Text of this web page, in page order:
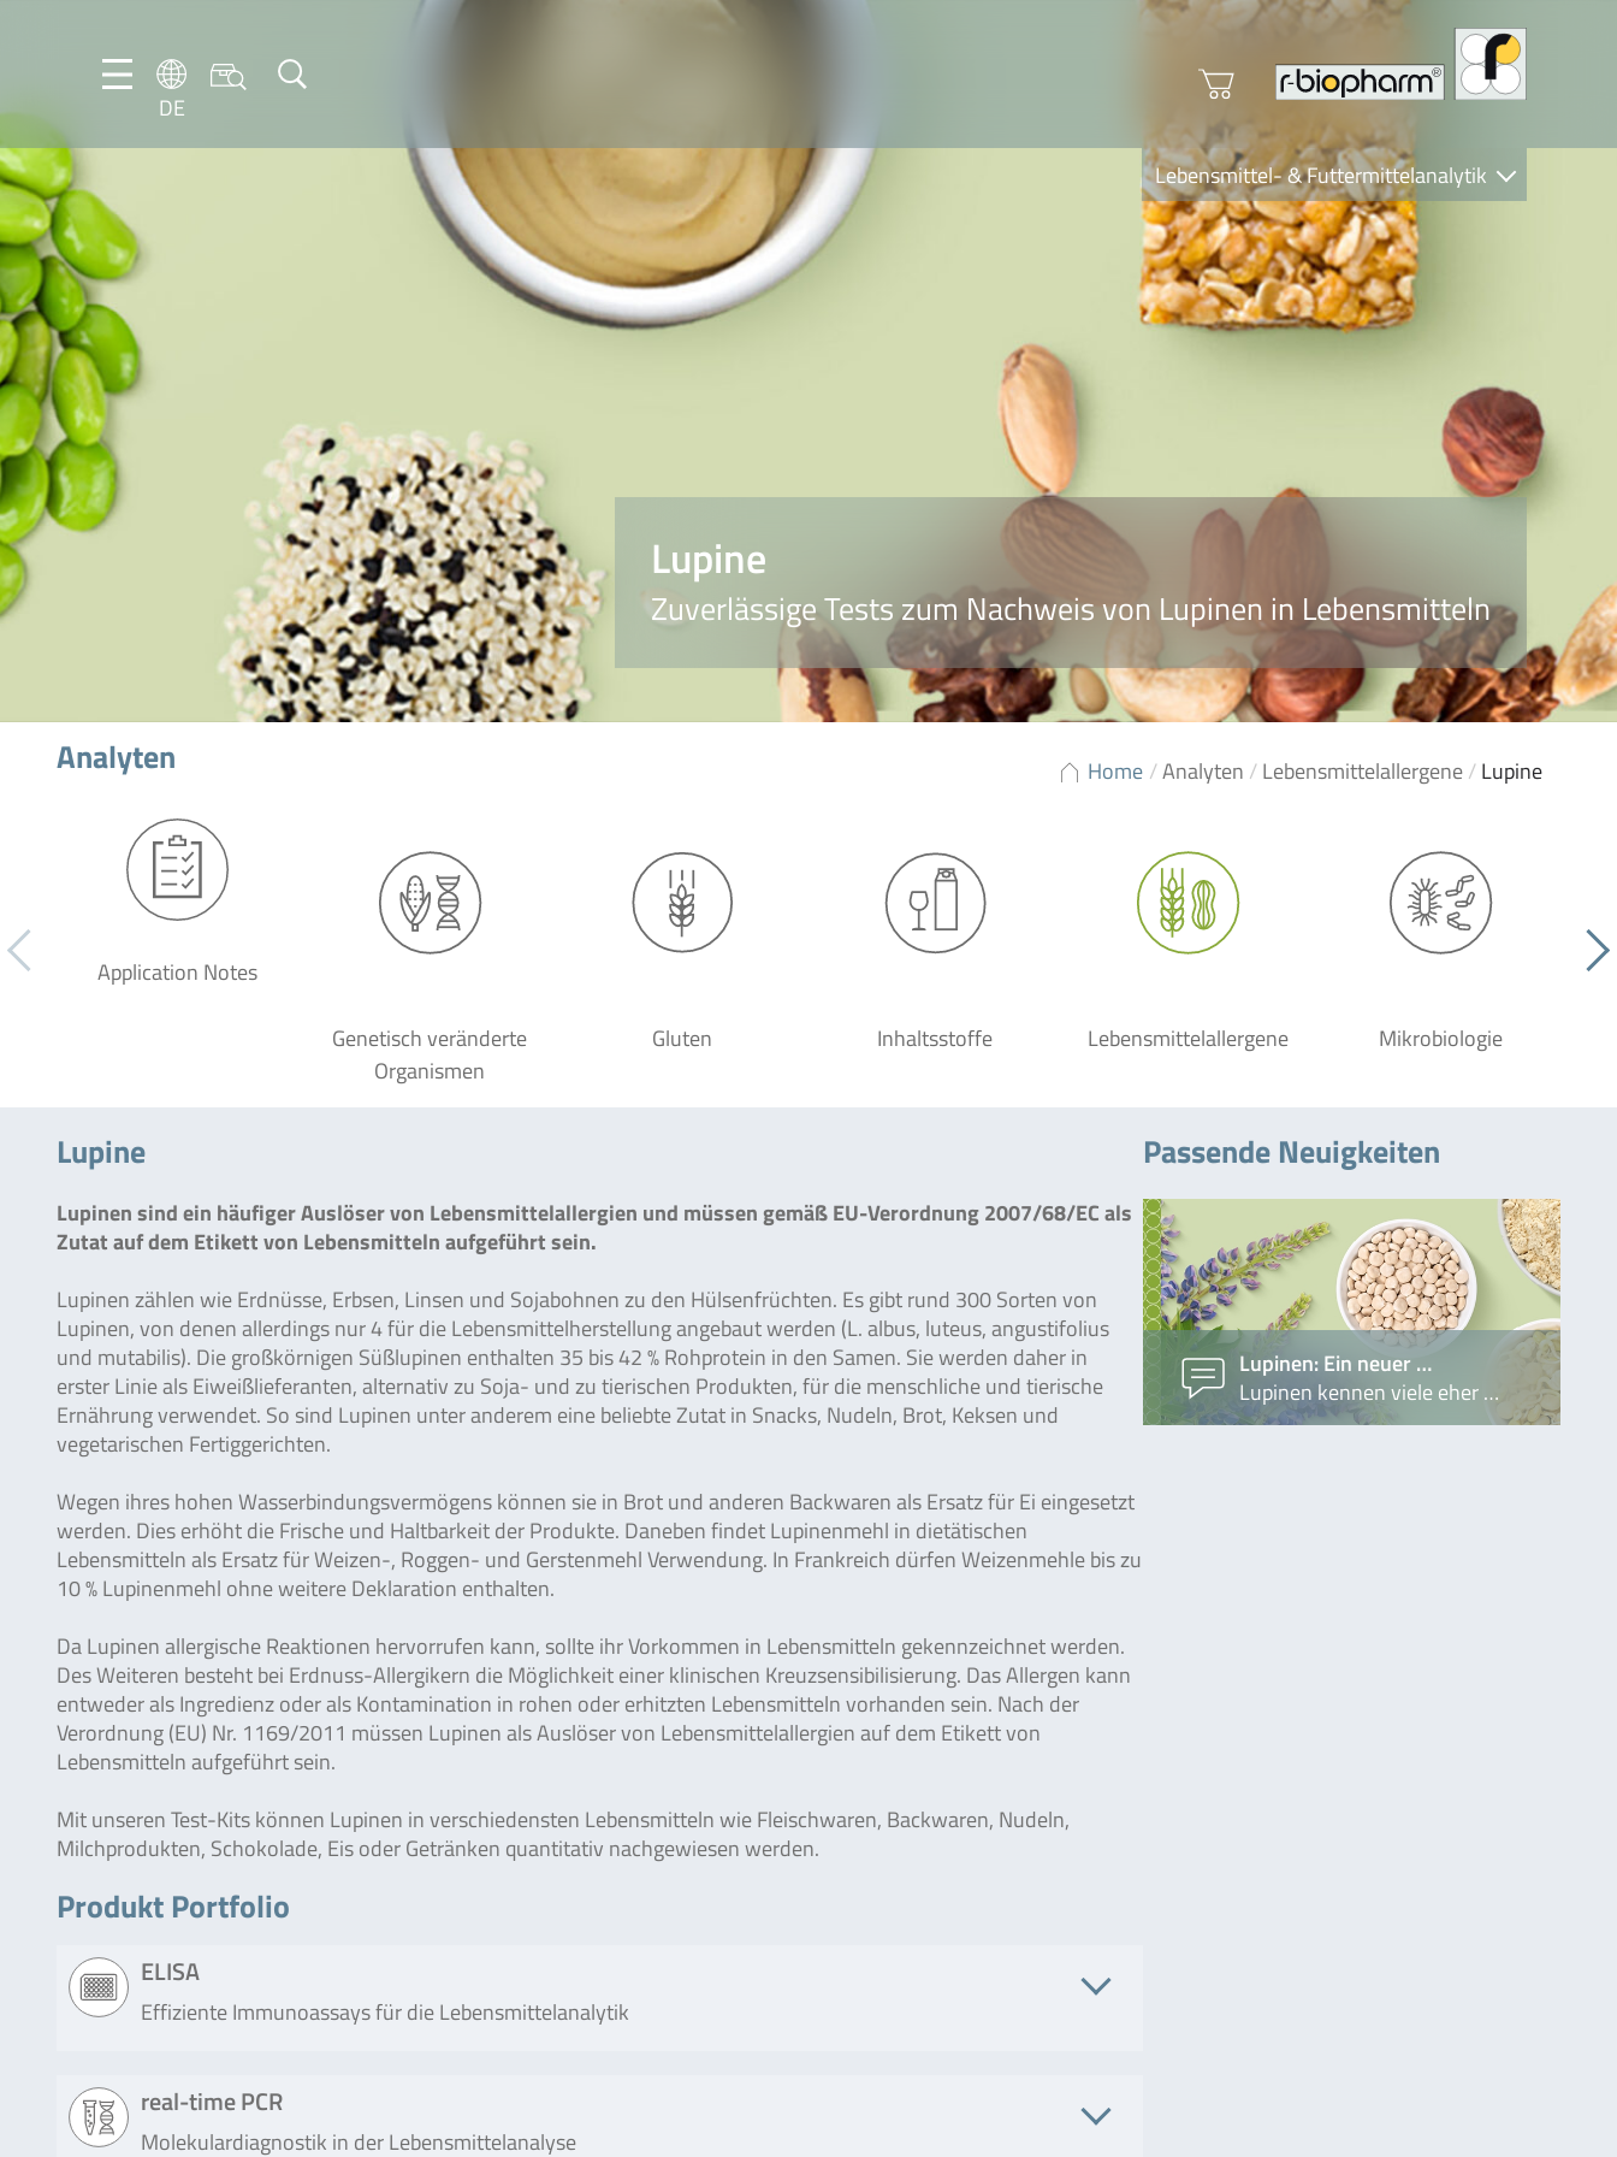
DE
DE
Lebensmittel- & Futtermittelanalytik
Clinical Diagnostics
R-Biopharm AG
Nutrition Care
Lupine
Zuverlässige Tests zum Nachweis von Lupinen in Lebensmitteln
Home /Analyten /Lebensmittelallergene/Lupine
Analyten
Application Notes
Genetisch veränderte
Organismen
Gluten Inhaltsstoffe Lebensmittelallergene Mikrobiologie
Lupine
Lupinen sind ein häufiger Auslöser von Lebensmittelallergien und müssen gemäß EU-Verordnung 2007/68/EC als
Zutat auf dem Etikett von Lebensmitteln aufgeführt sein.
Lupinen zählen wie Erdnüsse, Erbsen, Linsen und Sojabohnen zu den Hülsenfrüchten. Es gibt rund 300 Sorten von
Lupinen, von denen allerdings nur 4 für die Lebensmittelherstellung angebaut werden (L. albus, luteus, angustifolius
und mutabilis). Die großkörnigen Süßlupinen enthalten 35 bis 42 % Rohprotein in den Samen. Sie werden daher in
erster Linie als Eiweißlieferanten, alternativ zu Soja- und zu tierischen Produkten, für die menschliche und tierische
Ernährung verwendet. So sind Lupinen unter anderem eine beliebte Zutat in Snacks, Nudeln, Brot, Keksen und
vegetarischen Fertiggerichten.
Wegen ihres hohen Wasserbindungsvermögens können sie in Brot und anderen Backwaren als Ersatz für Ei eingesetzt
werden. Dies erhöht die Frische und Haltbarkeit der Produkte. Daneben findet Lupinenmehl in dietätischen
Lebensmitteln als Ersatz für Weizen-, Roggen- und Gerstenmehl Verwendung. In Frankreich dürfen Weizenmehle bis zu
10 % Lupinenmehl ohne weitere Deklaration enthalten.
Da Lupinen allergische Reaktionen hervorrufen kann, sollte ihr Vorkommen in Lebensmitteln gekennzeichnet werden.
Des Weiteren besteht bei Erdnuss-Allergikern die Möglichkeit einer klinischen Kreuzsensibilisierung. Das Allergen kann
entweder als Ingredienz oder als Kontamination in rohen oder erhitzten Lebensmitteln vorhanden sein. Nach der
Verordnung (EU) Nr. 1169/2011 müssen Lupinen als Auslöser von Lebensmittelallergien auf dem Etikett von
Lebensmitteln aufgeführt sein.
Mit unseren Test-Kits können Lupinen in verschiedensten Lebensmitteln wie Fleischwaren, Backwaren, Nudeln,
Milchprodukten, Schokolade, Eis oder Getränken quantitativ nachgewiesen werden.
Produkt Portfolio
ELISA
Effiziente Immunoassays für die Lebensmittelanalytik
Produkt Beschreibung
real-time PCR
Molekulardiagnostik in der Lebensmittelanalyse
Passende Neuigkeiten
Lupinen: Ein neuer …
Lupinen kennen viele eher …